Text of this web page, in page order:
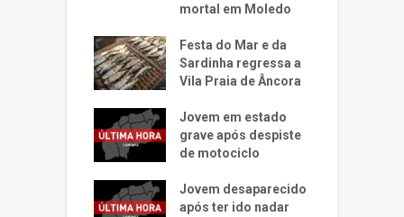
mortal em Moledo
Festa do Mar e da
Sardinha regressa a
Vila Praia de Âncora
Jovem em estado
grave após despiste
de motociclo
Jovem desaparecido
após ter ido nadar